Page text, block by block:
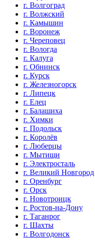
г. Волгоград
г. Волжский
г. Камышин
г. Воронеж
г. Череповец
г. Вологда
г. Калуга
г. Обнинск
г. Курск
г. Железногорск
г. Липецк
г. Елец
г. Балашиха
г. Химки
г. Подольск
г. Королёв
г. Люберцы
г. Мытищи
г. Электросталь
г. Великий Новгород
г. Оренбург
г. Орск
г. Новотроицк
г. Ростов-на-Дону
г. Таганрог
г. Шахты
г. Волгодонск